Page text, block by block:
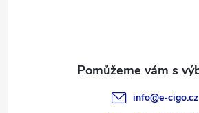
info@e-cigo.cz